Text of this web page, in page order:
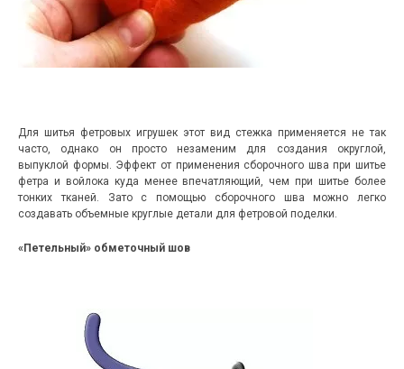
Для шитья фетровых игрушек этот вид стежка применяется не так
часто, однако он просто незаменим для создания округлой,
выпуклой формы. Эффект от применения сборочного шва при шитье
фетра и войлока куда менее впечатляющий, чем при шитье более
тонких тканей. Зато с помощью сборочного шва можно легко
создавать объемные круглые детали для фетровой поделки.
«Петельный» обметочный шов